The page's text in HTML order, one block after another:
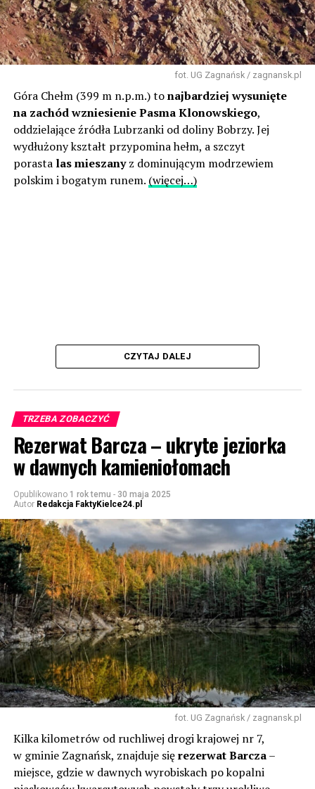
fot. UG Zagnańsk / zagnansk.pl
Góra Chełm (399 m n.p.m.) tonajbardziej wysunięte
na zachód wzniesienie Pasma Klonowskiego,
oddzielające źródła Lubrzanki od doliny Bobrzy. Jej
wydłużony kształt przypomina hełm, a szczyt
porasta las mieszanyz dominującym modrzewiem
polskim i bogatym runem. (więcej…)
CZYTAJ DALEJ
TRZEBA ZOBACZYĆ
Rezerwat Barcza – ukryte jeziorka
w dawnych kamieniołomach
Opublikowano 1 rok temu - 30 maja 2025
Autor Redakcja FaktyKielce24.pl
fot. UG Zagnańsk / zagnansk.pl
Kilka kilometrów od ruchliwej drogi krajowej nr 7,
w gminie Zagnańsk, znajduje sięrezerwat Barcza–
miejsce, gdzie w dawnych wyrobiskach po kopalni